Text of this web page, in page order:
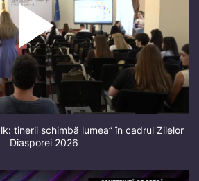
tinerii schimbă lumea” în cadrul Zilelor
Diasporei 2026